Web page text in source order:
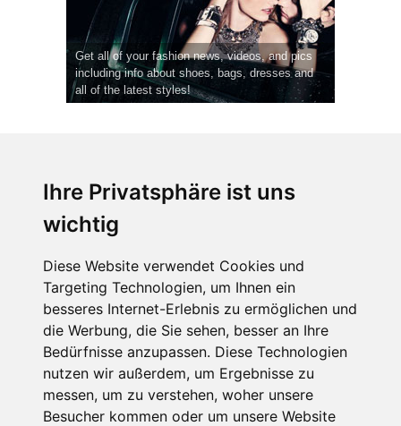
Ihre Privatsphäre ist uns
wichtig
Diese Website verwendet Cookies und
Targeting Technologien, um Ihnen ein
besseres Internet-Erlebnis zu ermöglichen und
die Werbung, die Sie sehen, besser an Ihre
Bedürfnisse anzupassen. Diese Technologien
nutzen wir außerdem, um Ergebnisse zu
messen, um zu verstehen, woher unsere
Besucher kommen oder um unsere Website
Get all of your fashion news, videos, and pics
including info about shoes, bags, dresses and
all of the latest styles!
CPost.org© 2013-2023 The Celebrity Post.
Terms of Use Privacy | Cookies Policy( Einstellungen ändern
About Us
Advertising
Contact Us